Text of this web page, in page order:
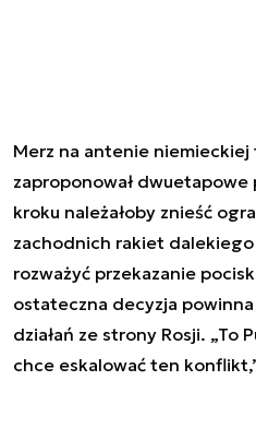
Merz na antenie niemieckiej
zaproponował
kroku należałoby znieść
zachodnich rakiet
rozważyć przekazanie
ostateczna decyzja
działań ze strony Rosji. „To
chce eskalować ten